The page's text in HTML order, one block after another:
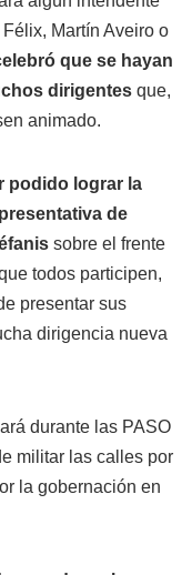
Martín Aveiro o
que se hayan
dirigentes que,
animado.
podido lograr la
de
sobre el frente
todos participen,
presentar sus
dirigencia nueva
durante las PASO
militar las calles por
la gobernación en